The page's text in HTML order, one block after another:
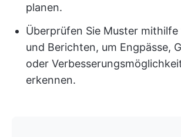
planen.
Überprüfen Sie Muster
und Berichten, um Engpässe,
oder
erkennen.